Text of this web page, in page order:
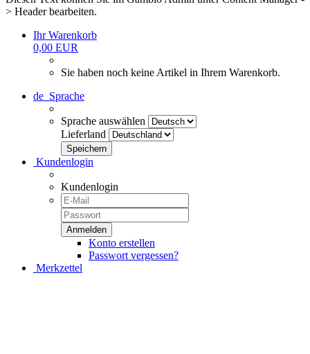
> Header bearbeiten.
Ihr Warenkorb
0,00 EUR
Sie haben noch keine Artikel in Ihrem Warenkorb.
de Sprache
Sprache auswählen
Lieferland
Kundenlogin
Kundenlogin
Konto erstellen
Passwort vergessen?
Merkzettel